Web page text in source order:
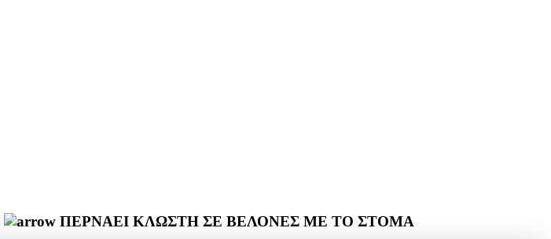
ΠΕΡΝΑΕΙ ΚΛΩΣΤΗ ΣΕ ΒΕΛΟΝΕΣ ΜΕ ΤΟ ΣΤΟΜΑ